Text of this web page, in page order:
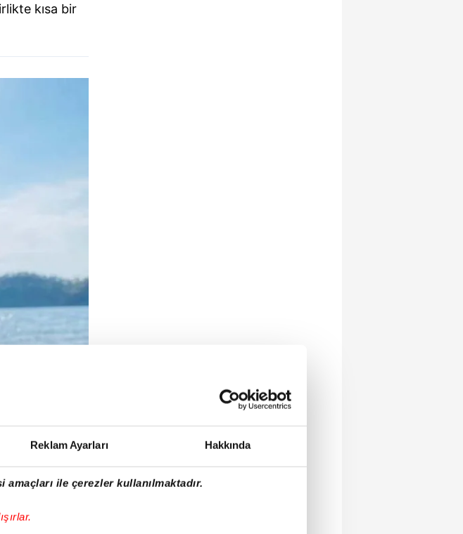
Reklam Ayarları Hakkında
ile çerezler kullanılmaktadır.
kısa bir